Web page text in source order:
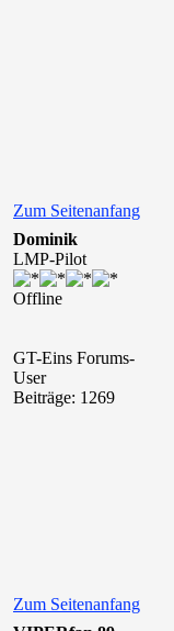
Zum Seitenanfang
Dominik
LMP-Pilot
Offline
GT-Eins Forums-
User
Beiträge: 1269
Zum Seitenanfang